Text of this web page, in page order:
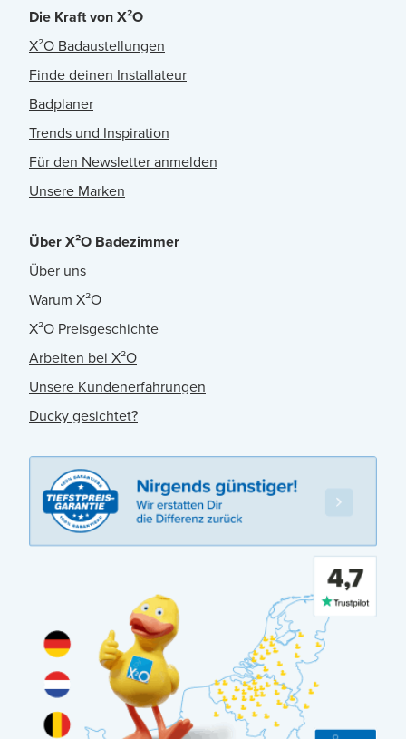
Die Kraft von X²O
X²O Badaustellungen
Finde deinen Installateur
Badplaner
Trends und Inspiration
Für den Newsletter anmelden
Unsere Marken
Über X²O Badezimmer
Über uns
Warum X²O
X²O Preisgeschichte
Arbeiten bei X²O
Unsere Kundenerfahrungen
Ducky gesichtet?